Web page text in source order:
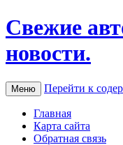
Свежие
новости.
Меню Перейти к
Главная
Карта сайта
Обратная связь